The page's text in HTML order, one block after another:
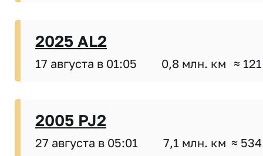
2025 AL2
17 августа в 01:05 0,8 млн. км ≈
2005 PJ2
27 августа в 05:01 7,1 млн. км ≈